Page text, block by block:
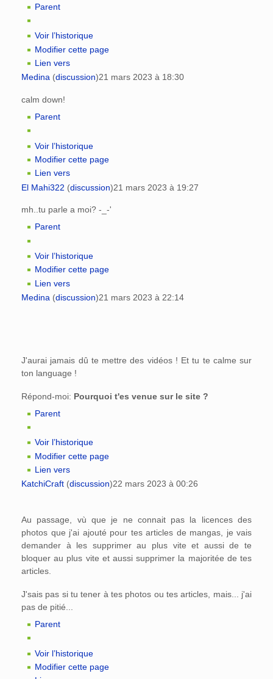
Parent
Voir l’historique
Modifier cette page
Lien vers
Medina (discussion)21 mars 2023 à 18:30
calm down!
Parent
Voir l’historique
Modifier cette page
Lien vers
El Mahi322 (discussion)21 mars 2023 à 19:27
mh..tu parle a moi? -_-'
Parent
Voir l’historique
Modifier cette page
Lien vers
Medina (discussion)21 mars 2023 à 22:14
J'aurai jamais dû te mettre des vidéos ! Et tu te calme sur
ton language !
Répond-moi: Pourquoi t'es venue sur le site ?
Parent
Voir l’historique
Modifier cette page
Lien vers
KatchiCraft (discussion)22 mars 2023 à 00:26
Au passage, vù que je ne connait pas la licences des
photos que j'ai ajouté pour tes articles de mangas, je vais
demander à les supprimer au plus vite et aussi de te
bloquer au plus vite et aussi supprimer la majoritée de tes
articles.
J'sais pas si tu tener à tes photos ou tes articles, mais... j'ai
pas de pitié...
Parent
Voir l’historique
Modifier cette page